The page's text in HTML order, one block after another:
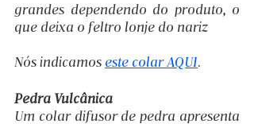
grandes dependendo do produto, o
que deixa o feltro lonje do nariz
Nós indicamos este colar AQUI
Pedra Vulcânica
Um colar difusor de pedra apresenta